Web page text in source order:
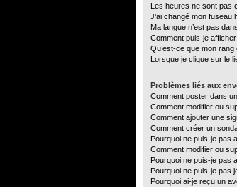
Les heures ne sont pas
J’ai changé mon fuseau
Ma langue n’est pas
Comment puis-je
Qu’est-ce que mon
Lorsque je clique sur le
Problèmes liés aux
Comment poster dans
Comment modifier ou
Comment ajouter une
Comment créer un
Pourquoi ne puis-je pas
Comment modifier ou
Pourquoi ne puis-je pas
Pourquoi ne puis-je pas
Pourquoi ai-je reçu un